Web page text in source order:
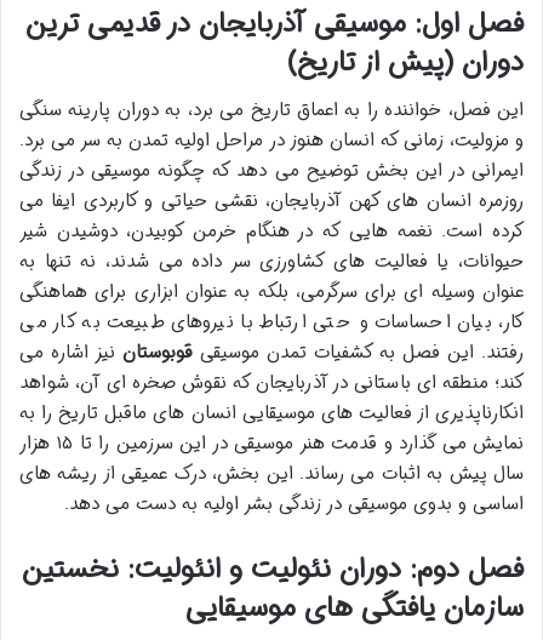
فصل اول: موسیقی آذربایجان در قدیمی ترین
دوران (پیش از تاریخ)
این فصل، خواننده را به اعماق تاریخ می برد، به دوران پارینه سنگی
و مزولیت، زمانی که انسان هنوز در مراحل اولیه تمدن به سر می برد.
ایمرانی در این بخش توضیح می دهد که چگونه موسیقی در زندگی
روزمره انسان های کهن آذربایجان، نقشی حیاتی و کاربردی ایفا می
کرده است. نغمه هایی که در هنگام خرمن کوبیدن، دوشیدن شیر
حیوانات، یا فعالیت های کشاورزی سر داده می شدند، نه تنها به
عنوان وسیله ای برای سرگرمی، بلکه به عنوان ابزاری برای هماهنگی
کار، بیان احساسات و حتی ارتباط با نیروهای طبیعت به کار می
رفتند. این فصل به کشفیات تمدن موسیقی قوبوستان نیز اشاره می
کند؛ منطقه ای باستانی در آذربایجان که نقوش صخره ای آن، شواهد
انکارناپذیری از فعالیت های موسیقایی انسان های ماقبل تاریخ را به
نمایش می گذارد و قدمت هنر موسیقی در این سرزمین را تا ۱۵ هزار
سال پیش به اثبات می رساند. این بخش، درک عمیقی از ریشه های
اساسی و بدوی موسیقی در زندگی بشر اولیه به دست می دهد.
فصل دوم: دوران نئولیت و انئولیت: نخستین
سازمان یافتگی های موسیقایی